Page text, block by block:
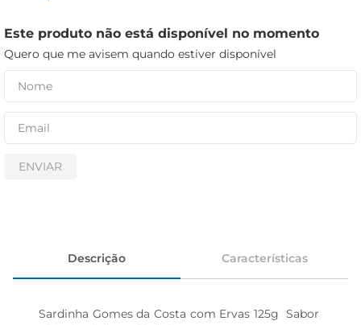
Este produto não está disponível no momento
Quero que me avisem quando estiver disponível
ENVIAR
Descrição Características
Sardinha Gomes da Costa com Ervas 125g  Sabor
papel higiênico
cerveja